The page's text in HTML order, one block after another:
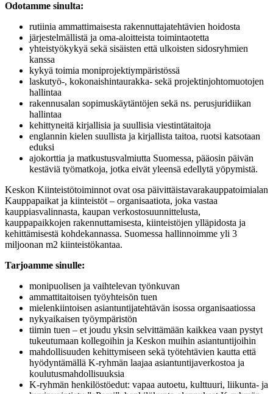
Odotamme sinulta:
rutiinia ammattimaisesta rakennuttajatehtävien hoidosta
järjestelmällistä ja oma-aloitteista toimintaotetta
yhteistyökykyä sekä sisäisten että ulkoisten sidosryhmien
kanssa
kykyä toimia moniprojektiympäristössä
laskutyö-, kokonaishintaurakka- sekä projektinjohtomuotojen
hallintaa
rakennusalan sopimuskäytäntöjen sekä ns. perusjuridiikan
hallintaa
kehittyneitä kirjallisia ja suullisia viestintätaitoja
englannin kielen suullista ja kirjallista taitoa, ruotsi katsotaan
eduksi
ajokorttia ja matkustusvalmiutta Suomessa, pääosin päivän
kestäviä työmatkoja, jotka eivät yleensä edellytä yöpymistä.
Keskon Kiinteistötoiminnot ovat osa päivittäistavarakauppatoimialan
Kauppapaikat ja kiinteistöt – organisaatiota, joka vastaa
kauppiasvalinnasta, kaupan verkostosuunnittelusta,
kauppapaikkojen rakennuttamisesta, kiinteistöjen ylläpidosta ja
kehittämisestä kohdekannassa. Suomessa hallinnoimme yli 3
miljoonan m2 kiinteistökantaa.
Tarjoamme sinulle:
monipuolisen ja vaihtelevan työnkuvan
ammattitaitoisen työyhteisön tuen
mielenkiintoisen asiantuntijatehtävän isossa organisaatiossa
nykyaikaisen työympäristön
tiimin tuen – et joudu yksin selvittämään kaikkea vaan pystyt
tukeutumaan kollegoihin ja Keskon muihin asiantuntijoihin
mahdollisuuden kehittymiseen sekä työtehtävien kautta että
hyödyntämällä K-ryhmän laajaa asiantuntijaverkostoa ja
koulutusmahdollisuuksia
K-ryhmän henkilöstöedut: vapaa autoetu, kulttuuri, liikunta- ja